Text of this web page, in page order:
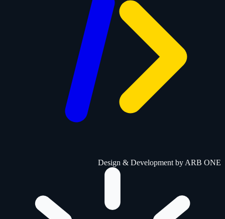
Design & Development by ARB ONE